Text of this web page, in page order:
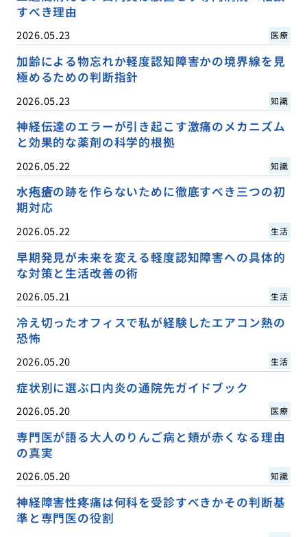
すべき理由
2026.05.23 医療
加齢による物忘れか軽度認知障害かの境界線を見
極めるための判断指針
2026.05.23 知識
神経伝達のエラーが引き起こす激痛のメカニズム
と効果的な薬剤の科学的根拠
2026.05.22 知識
水疱瘡の跡を作らないために徹底すべき三つの初
期対応
2026.05.22 生活
早期発見が未来を変える軽度認知障害への具体的
な対策と生活改善の術
2026.05.21 生活
冷え切ったオフィスで私が経験したエアコン熱の
恐怖
2026.05.20 生活
症状別に選ぶ口内炎の通院先ガイドブック
2026.05.20 医療
専門医が語る大人のりんご病と頬が赤くなる理由
の真実
2026.05.20 知識
神経障害性疼痛は何科を受診すべきかその判断基
準と専門医の役割